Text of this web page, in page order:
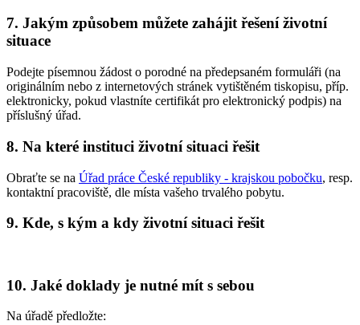
7. Jakým způsobem můžete zahájit řešení životní
situace
Podejte písemnou žádost o porodné na předepsaném formuláři (na
originálním nebo z internetových stránek vytištěném tiskopisu, příp.
elektronicky, pokud vlastníte certifikát pro elektronický podpis) na
příslušný úřad.
8. Na které instituci životní situaci řešit
Obraťte se na Úřad práce České republiky - krajskou pobočku, resp.
kontaktní pracoviště, dle místa vašeho trvalého pobytu.
9. Kde, s kým a kdy životní situaci řešit
10. Jaké doklady je nutné mít s sebou
Na úřadě předložte: